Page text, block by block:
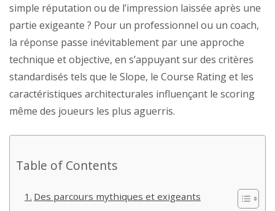
simple réputation ou de l’impression laissée après une
partie exigeante ? Pour un professionnel ou un coach,
la réponse passe inévitablement par une approche
technique et objective, en s’appuyant sur des critères
standardisés tels que le Slope, le Course Rating et les
caractéristiques architecturales influençant le scoring
même des joueurs les plus aguerris.
Table of Contents
Des parcours mythiques et exigeants